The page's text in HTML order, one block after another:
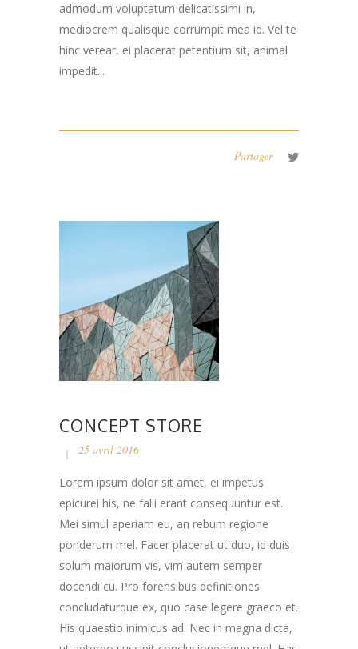
admodum voluptatum delicatissimi in,
mediocrem qualisque corrumpit mea id. Vel te
hinc verear, ei placerat petentium sit, animal
impedit...
Partager
CONCEPT STORE
25 avril 2016
Lorem ipsum dolor sit amet, ei impetus
epicurei his, ne falli erant consequuntur est.
Mei simul aperiam eu, an rebum regione
ponderum mel. Facer placerat ut duo, id duis
solum maiorum vis, vim autem semper
docendi cu. Pro forensibus definitiones
concludaturque ex, quo case legere graeco et.
His quaestio inimicus ad. Nec in magna dicta,